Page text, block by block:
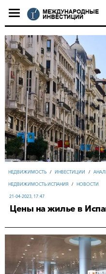
НЕДВИЖИМОСТЬ / ИНВЕСТИЦИИ /
НЕДВИЖИМОСТЬ ИСПАНИЯ / НОВОСТИ
21-04-2023, 17:47
Цены на жилье в